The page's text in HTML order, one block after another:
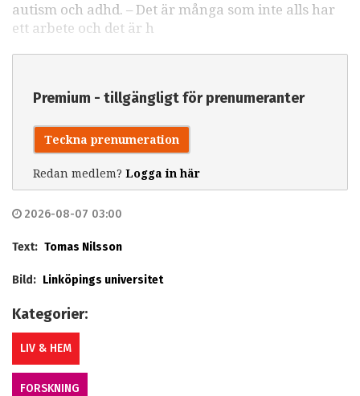
autism och adhd. – Det är många som inte alls har
ett arbete och det är h
Premium - tillgängligt för prenumeranter
Teckna prenumeration
Redan medlem? Logga in här
2026-08-07 03:00
Text: Tomas Nilsson
Bild: Linköpings universitet
Kategorier:
LIV & HEM
FORSKNING